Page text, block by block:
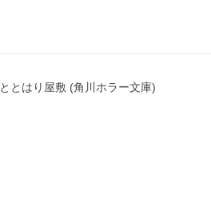
ととはり屋敷 (角川ホラー文庫)